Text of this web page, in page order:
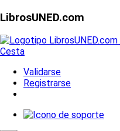
LibrosUNED.com
Cesta
Validarse
Registrarse